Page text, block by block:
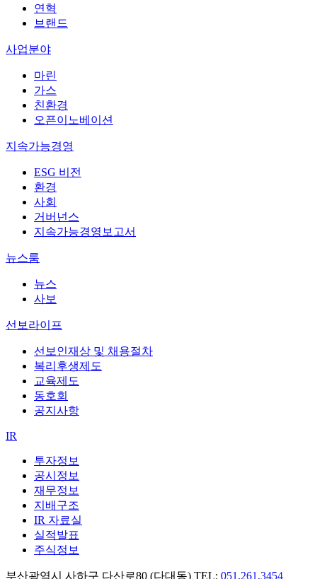
연혁
브랜드
사업분야
마린
가스
친환경
오픈이노베이션
지속가능경영
ESG 비전
환경
사회
거버넌스
지속가능경영보고서
뉴스룸
뉴스
사보
선보라이프
선보인재상 및 채용절차
복리후생제도
교육제도
동호회
공지사항
IR
투자정보
공시정보
재무정보
지배구조
IR 자료실
실적발표
주식정보
부산광역시 사하구 다산로80 (다대동) TEL: 051.261.3454